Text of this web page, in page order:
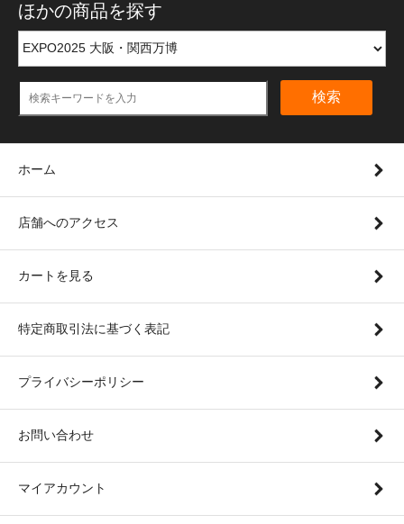
ほかの商品を探す
検索
ホーム
店舗へのアクセス
カートを見る
特定商取引法に基づく表記
プライバシーポリシー
お問い合わせ
マイアカウント